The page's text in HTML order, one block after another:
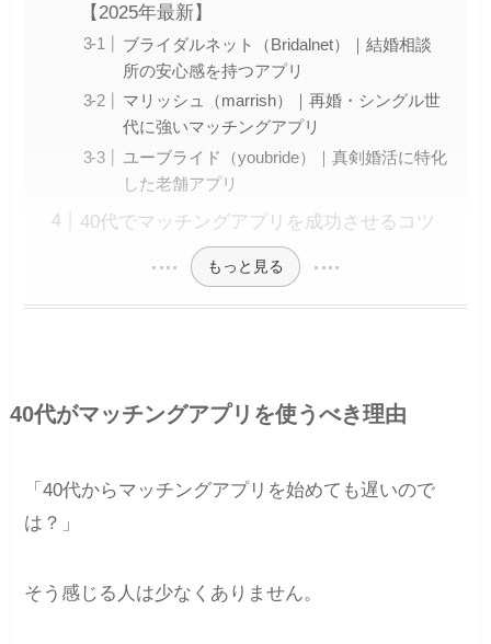
【2025年最新】
ブライダルネット（Bridalnet）｜結婚相談
所の安心感を持つアプリ
マリッシュ（marrish）｜再婚・シングル世
代に強いマッチングアプリ
ユーブライド（youbride）｜真剣婚活に特化
した老舗アプリ
40代でマッチングアプリを成功させるコツ
もっと見る
40代がマッチングアプリを使うべき理由
「40代からマッチングアプリを始めても遅いので
は？」
そう感じる人は少なくありません。